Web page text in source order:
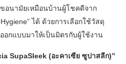
อนามัยเหมือนบ้านผู้โชคดีจาก
ได้ ด้วยการเลือกใช้วัสดุ
กแบบมาให้เป็นมิตรกับผู้ใช้งาน
SupaSleek (อะคาเซีย ซูปาสลีก)”